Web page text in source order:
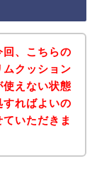
、こちらの
クッション
えない状態
ればよいの
いただきま